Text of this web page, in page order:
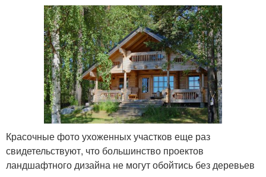
Красочные фото ухоженных участков еще раз
свидетельствуют, что большинство проектов
ландшафтного дизайна не могут обойтись без деревьев